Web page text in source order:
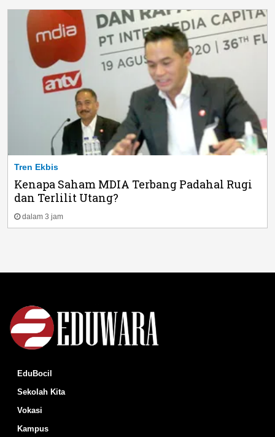
Tren Ekbis
Kenapa Saham MDIA Terbang Padahal Rugi
dan Terlilit Utang?
dalam 3 jam
EduBocil
Sekolah Kita
Vokasi
Kampus